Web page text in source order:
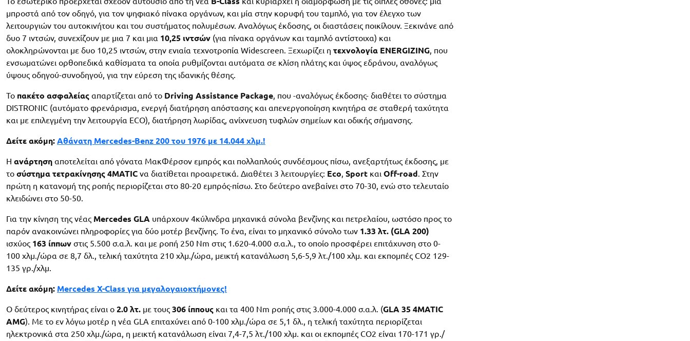
μπροστά από τον οδηγό, για τον ψηφιακό πίνακα οργάνων, και μία στην κορυφή του ταμπλό, για τον έλεγχο των
λειτουργιών του αυτοκινήτου και του συστήματος πολυμέσων. Αναλόγως έκδοσης, οι διαστάσεις ποικίλουν. Ξεκινάνε από
δυο 7 ιντσών, συνεχίζουν με μια 7 και μια 10,25 ιντσών (για πίνακα οργάνων και ταμπλό αντίστοιχα) και
ολοκληρώνονται με δυο 10,25 ιντσών, στην ενιαία τεχνοτροπία Widescreen. Ξεχωρίζει η τεχνολογία ENERGIZING, που
ενσωματώνει ορθοπεδικά καθίσματα τα οποία ρυθμίζονται αυτόματα σε κλίση πλάτης και ύψος εδράνου, αναλόγως
ύψους οδηγού-συνοδηγού, για την εύρεση της ιδανικής θέσης.
Το πακέτο ασφαλείας απαρτίζεται από το Driving Assistance Package, που -αναλόγως έκδοσης- διαθέτει το σύστημα
DISTRONIC (αυτόματο φρενάρισμα, ενεργή διατήρηση απόστασης και απενεργοποίηση κινητήρα σε σταθερή ταχύτητα
και με επιλεγμένη την λειτουργία ECO), διατήρηση λωρίδας, ανίχνευση τυφλών σημείων και οδικής σήμανσης.
Δείτε ακόμη: Αθάνατη Mercedes-Benz 200 του 1976 με 14.044 χλμ.!
Η ανάρτηση αποτελείται από γόνατα ΜακΦέρσον εμπρός και πολλαπλούς συνδέσμους πίσω, ανεξαρτήτως έκδοσης, με
το σύστημα τετρακίνησης 4MATIC να διατίθεται προαιρετικά. Διαθέτει 3 λειτουργίες: Eco, Sport και Off-road. Στην
πρώτη η κατανομή της ροπής περιορίζεται στο 80-20 εμπρός-πίσω. Στο δεύτερο ανεβαίνει στο 70-30, ενώ στο τελευταίο
κλειδώνει στο 50-50.
Για την κίνηση της νέας Mercedes GLA υπάρχουν 4κύλινδρα μηχανικά σύνολα βενζίνης και πετρελαίου, ωστόσο προς το
παρόν ανακοινώνει πληροφορίες για δύο μοτέρ βενζίνης. Το ένα, είναι το μηχανικό σύνολο των 1.33 λτ. (GLA 200)
ισχύος 163 ίππων στις 5.500 σ.α.λ. και με ροπή 250 Nm στις 1.620-4.000 σ.α.λ., το οποίο προσφέρει επιτάχυνση στο 0-
100 χλμ./ώρα σε 8,7 δλ., τελική ταχύτητα 210 χλμ./ώρα, μεικτή κατανάλωση 5,6-5,9 λτ./100 χλμ. και εκπομπές CO2 129-
135 γρ./χλμ.
Δείτε ακόμη: Mercedes Χ-Class για μεγαλογαιοκτήμονες!
Ο δεύτερος κινητήρας είναι ο 2.0 λτ. με τους 306 ίππους και τα 400 Nm ροπής στις 3.000-4.000 σ.α.λ. (GLA 35 4MATIC
AMG). Με το εν λόγω μοτέρ η νέα GLA επιταχύνει από 0-100 χλμ./ώρα σε 5,1 δλ., η τελική ταχύτητα περιορίζεται
ηλεκτρονικά στα 250 χλμ./ώρα, η μεικτή κατανάλωση είναι 7,4-7,5 λτ./100 χλμ. και οι εκπομπές CO2 είναι 170-171 γρ./